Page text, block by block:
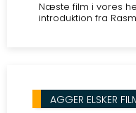
Næste film i vores
introduktion fra
AGGER ELSKER